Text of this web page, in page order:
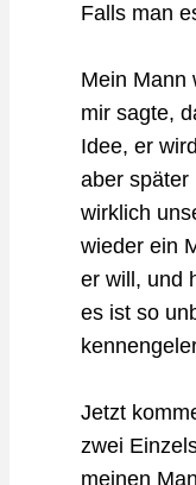
Falls man
Mein Mann
mir sagte,
Idee, er
aber später
wirklich
wieder ein
er will, und
es ist so
Jetzt
zwei
meinen